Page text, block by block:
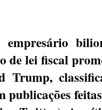
empresário
de lei fiscal
Trump,
publicações